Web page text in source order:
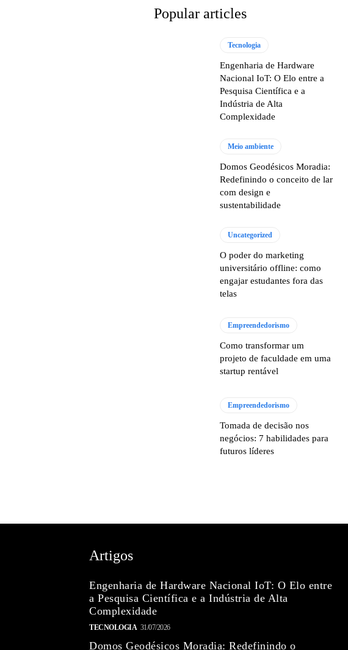
Popular articles
Tecnologia
Engenharia de Hardware
Nacional IoT: O Elo entre a
Pesquisa Científica e a
Indústria de Alta
Complexidade
Meio ambiente
Domos Geodésicos Moradia:
Redefinindo o conceito de lar
com design e
sustentabilidade
Uncategorized
O poder do marketing
universitário offline: como
engajar estudantes fora das
telas
Empreendedorismo
Como transformar um
projeto de faculdade em uma
startup rentável
Empreendedorismo
Tomada de decisão nos
negócios: 7 habilidades para
futuros líderes
Artigos
Engenharia de Hardware Nacional IoT: O Elo entre
a Pesquisa Científica e a Indústria de Alta
Complexidade
TECNOLOGIA 31/07/2026
Domos Geodésicos Moradia: Redefinindo o